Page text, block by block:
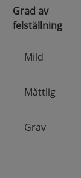
Grad av
felställning
Mild
Måttlig
Grav